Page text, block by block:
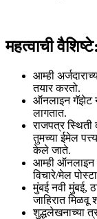
महत्वाची वैशिष्टे:
आम्ही
तयार करतो.
ऑनलाइन गॅझेट
लागतात.
राजपत्र स्थिती
तुमच्या ईमेल
केले जाते.
आम्ही ऑनलाइन
विचारे/मेल
मुंबई नवी मुंबई,
जाहिरात मिळवू
शुद्धलेखनाच्या